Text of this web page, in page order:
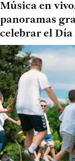
Música en
panoramas
celebrar el